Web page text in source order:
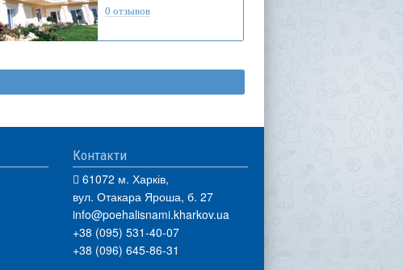
0 отзывов
Контакти
61072 м. Харків,
вул. Отакара Яроша, б. 27
info@poehalisnami.kharkov.ua
+38 (095) 531-40-07
+38 (096) 645-86-31